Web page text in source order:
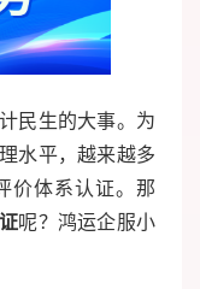
民生的大事。为
水平，越来越多
价体系认证。那
呢？鸿运企服小